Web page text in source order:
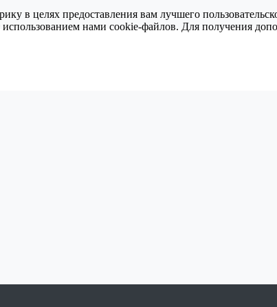
в целях предоставления вам лучшего
использованием нами cookie-файлов. Для получения